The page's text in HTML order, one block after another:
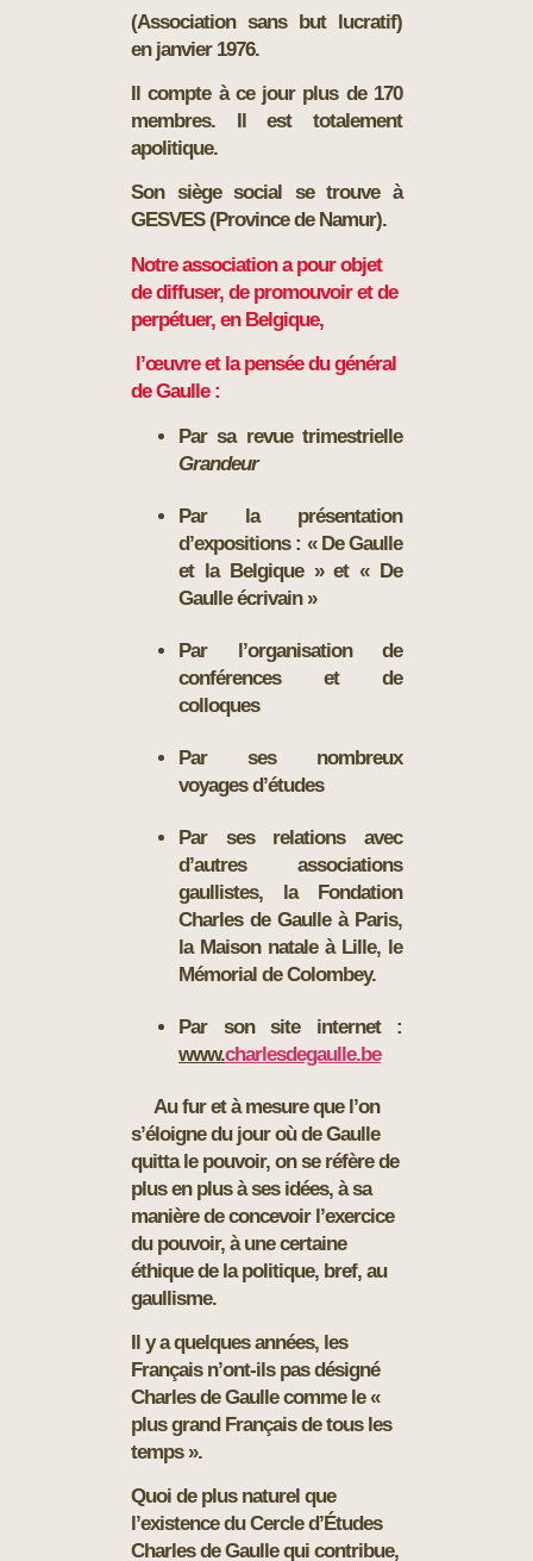
(Association sans but lucratif)
en janvier 1976.
Il compte à ce jour plus de 170
membres. Il est totalement
apolitique.
Son siège social se trouve à
GESVES (Province de Namur).
Notre association a pour objet
de diffuser, de promouvoir et de
perpétuer, en Belgique,
l’œuvre et la pensée du général
de Gaulle :
Par sa revue trimestrielle
Grandeur
Par la présentation
d’expositions : « De Gaulle
et la Belgique » et« De
Gaulle écrivain »
Par l’organisation de
conférences et de
colloques
Par ses nombreux
voyages d’études
Par ses relations avec
d’autres associations
gaullistes, la Fondation
Charles de Gaulle à Paris,
la Maison natale à Lille, le
Mémorial de Colombey.
Par son site internet :
www.charlesdegaulle.be
Au fur et à mesure que l’on
s’éloigne du jour où de Gaulle
quitta le pouvoir, on se réfère de
plus en plus à ses idées, à sa
manière de concevoir l’exercice
du pouvoir, à une certaine
éthique de la politique, bref, au
gaullisme.
Il y a quelques années, les
Français n’ont-ils pas désigné
Charles de Gaulle comme le «
plus grand Français de tous les
temps ».
Quoi de plus naturel que
l’existence du Cercle d’Études
Charles de Gaulle qui contribue,